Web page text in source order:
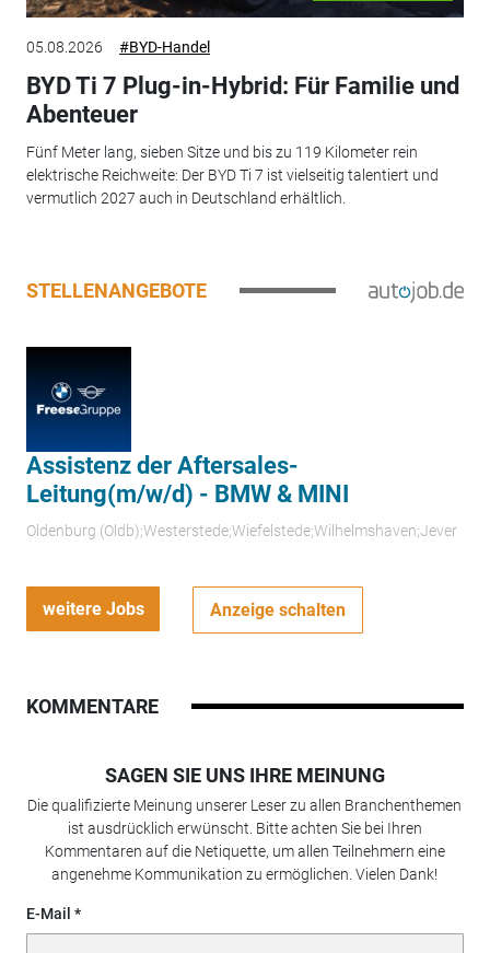
05.08.2026 #BYD-Handel
BYD Ti 7 Plug-in-Hybrid: Für Familie und
Abenteuer
Fünf Meter lang, sieben Sitze und bis zu 119 Kilometer rein
elektrische Reichweite: Der BYD Ti 7 ist vielseitig talentiert und
vermutlich 2027 auch in Deutschland erhältlich.
STELLENANGEBOTE
Assistenz der Aftersales-
Leitung(m/w/d) - BMW & MINI
Oldenburg (Oldb);Westerstede;Wiefelstede;Wilhelmshaven;Jever
weitere Jobs Anzeige schalten
KOMMENTARE
SAGEN SIE UNS IHRE MEINUNG
Die qualifizierte Meinung unserer Leser zu allen Branchenthemen
ist ausdrücklich erwünscht. Bitte achten Sie bei Ihren
Kommentaren auf die Netiquette, um allen Teilnehmern eine
angenehme Kommunikation zu ermöglichen. Vielen Dank!
E-Mail